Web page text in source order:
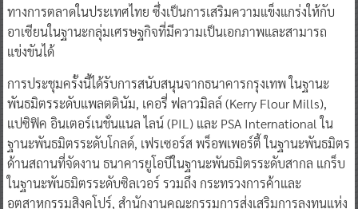
ทางการตลาดในประเทศไทย ซึ่งเป็นการเสริมความแข็งแกร่งให้กับ
อาเซียนในฐานะกลุ่มเศรษฐกิจที่มีความเป็นเอกภาพและสามารถ
แข่งขันได้
การประชุมครั้งนี้ได้รับการสนับสนุนจากธนาคารกรุงเทพ ในฐานะ
พันธมิตรระดับแพลตตินัม, เคอรี่ ฟลาวมิลล์ (Kerry Flour Mills),
แปซิฟิค อินเตอร์เนชั่นแนล ไลน์ (PIL) และ PSA International ใน
ฐานะพันธมิตรระดับโกลด์, เฟรเซอร์ส พร็อพเพอร์ตี้ ในฐานะพันธมิตร
ด้านสถานที่จัดงาน ธนาคารยูโอบีในฐานะพันธมิตรระดับสากล แกร็บ
ในฐานะพันธมิตรระดับซิลเวอร์ รวมถึง กระทรวงการค้าและ
อุตสาหกรรมสิงคโปร์, สำนักงานคณะกรรมการส่งเสริมการลงทุนแห่ง